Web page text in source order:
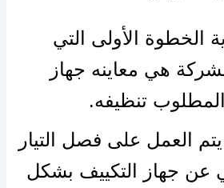
الخطوة الأولى التي
هي معاينه جهاز
تنظيفه.
العمل على فصل التيار
عن جهاز التكييف بشكل